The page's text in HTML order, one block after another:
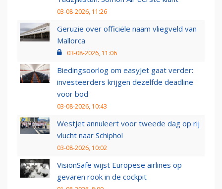
03-08-2026, 11:26
Geruzie over officiële naam vliegveld van
Mallorca
03-08-2026, 11:06
Biedingsoorlog om easyJet gaat verder:
investeerders krijgen dezelfde deadline
voor bod
03-08-2026, 10:43
WestJet annuleert voor tweede dag op rij
vlucht naar Schiphol
03-08-2026, 10:02
VisionSafe wijst Europese airlines op
gevaren rook in de cockpit